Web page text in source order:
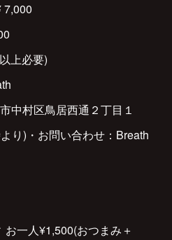
7,000
上必要)
中村区鳥居西通２丁目１
り)・お問い合わせ：Breath
一人¥1,500(おつまみ＋